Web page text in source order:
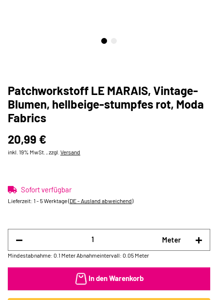
Patchworkstoff LE MARAIS, Vintage-
Blumen, hellbeige-stumpfes rot, Moda
Fabrics
20,99 €
inkl. 19% MwSt. , zzgl. Versand
Sofort verfügbar
Lieferzeit: 1 - 5 Werktage(DE - Ausland abweichend)
Meter
Mindestabnahme: 0.1 Meter Abnahmeintervall: 0.05 Meter
In den Warenkorb